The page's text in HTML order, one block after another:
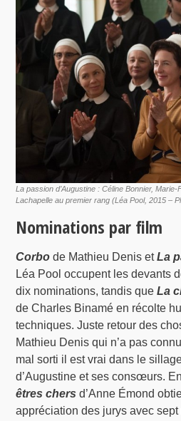
La passion d’Augustine : Céline Bonnier,
Lachapelle au premier rang (Léa Pool, 2015 –
Nominations par film
Corbo de Mathieu Denis etLa
Léa Pool occupent les devants
dix nominations, tandis queLa
de Charles Binamé en récolte
techniques. Juste retour des
Mathieu Denis qui n’a pas
mal sorti il est vrai dans le
d’Augustine et ses consœurs.
êtres chers d’Anne Émond
appréciation des jurys avec